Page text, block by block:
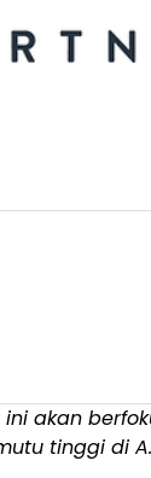
akan
tinggi di